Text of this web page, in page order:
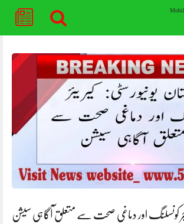
کونسلنگ اور دماغی صحت سے متعلق آگاہی سیشن